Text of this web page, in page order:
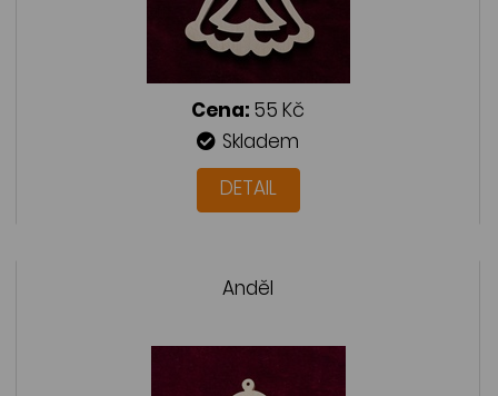
Cena: 55 Kč
Skladem
DETAIL
Anděl